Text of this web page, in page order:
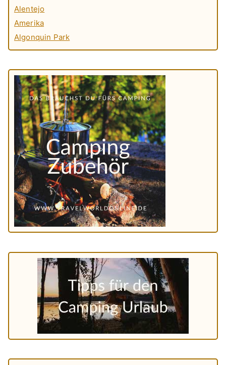
Alentejo
Amerika
Algonquin Park